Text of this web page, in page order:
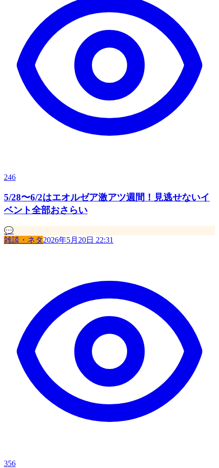
246
5/28〜6/2はエオルゼア激アツ週間！見逃せないイ
ベント全部おさらい
💬
雑談・ネタ2026年5月20日 22:31
356